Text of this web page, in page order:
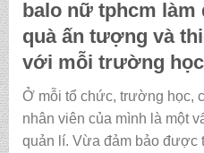
balo nữ tphcm làm
quà ấn tượng và
với mỗi trường
Ở mỗi tổ chức, trường học,
nhân viên của mình là một
quản lí. Vừa đảm bảo được